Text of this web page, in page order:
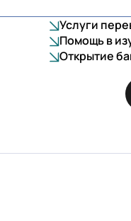
Услуги
Помощь в
Открытие